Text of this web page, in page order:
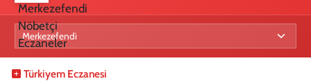
Türkiyem Eczanesi